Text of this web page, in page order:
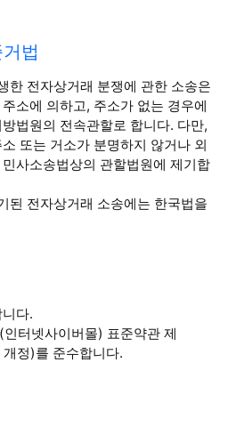
법
한 전자상거래 분쟁에 관한 소송은
소에 의하고, 주소가 없는 경우에
법원의 전속관할로 합니다. 다만,
또는 거소가 분명하지 않거나 외
사소송법상의 관할법원에 제기합
된 전자상거래 소송에는 한국법을
다.
터넷사이버몰) 표준약관 제
정)를 준수합니다.